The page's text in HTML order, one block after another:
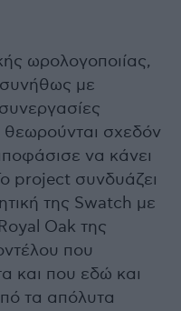
ωρολογοποιίας,
συνήθως με
σχεδόν
να κάνει
project συνδυάζει
της Swatch με
Oak της
που
και που εδώ και
τα απόλυτα